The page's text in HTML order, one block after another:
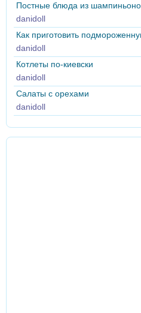
Постные блюда из
danidoll
Как приготовить
danidoll
Котлеты по-киевски
danidoll
Салаты с орехами
danidoll